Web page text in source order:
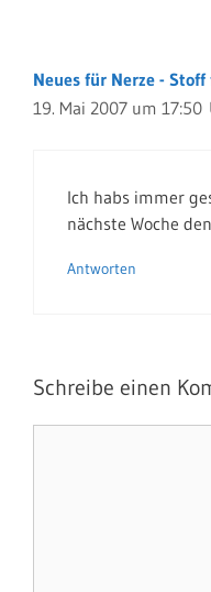
Neues für Nerze -
19. Mai 2007 um 17:50
Ich habs immer
nächste Woche
Antworten
Schreibe einen